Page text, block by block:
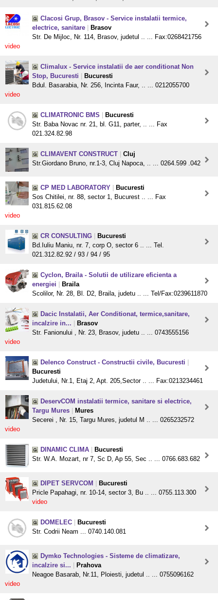
Clacosi Grup, Brasov - Service instalatii termice,
electrice, sanitare
Brasov
Str. De Mijloc, Nr. 114, Brasov, judetul .. ... Fax:0268421756
video
Climalux - Service instalatii de aer conditionat Non
Stop, Bucuresti
Bucuresti
Bdul. Basarabia, Nr. 256, Incinta Faur, .. ... 0212055700
video
CLIMATRONIC BMS
Bucuresti
Str. Baba Novac nr. 21, bl. G11, parter, .. ... Fax
021.324.82.98
CLIMAVENT CONSTRUCT
Cluj
Str.Giordano Bruno, nr.1-3, Cluj Napoca, .. ... 0264.599 .042
CP MED LABORATORY
Bucuresti
Sos Chitilei, nr. 88, sector 1, Bucurest .. ... Fax
031.815.62.08
video
CR CONSULTING
Bucuresti
Bd.Iuliu Maniu, nr. 7, corp O, sector 6 .. ... Tel.
021.312.82.92 / 93 / 94 / 95
Cyclon, Braila - Solutii de utilizare eficienta a
energiei
Braila
Scolilor, Nr. 28, Bl. D2, Braila, judetu .. ... Tel/Fax:0239611870
Dacic Instalatii, Aer Conditionat, termice,sanitare,
incalzire in...
Brasov
Str. Fanionului , Nr. 23, Brasov, judetu .. ... 0743555156
video
Delenco Construct - Constructii civile, Bucuresti
Bucuresti
Judetului, Nr.1, Etaj 2, Apt. 205,Sector .. ... Fax:0213234461
DeservCOM instalatii termice, sanitare si electrice,
Targu Mures
Mures
Secerei , Nr. 15, Targu Mures, judetul M .. ... 0265232572
video
DINAMIC CLIMA
Bucuresti
Str. W.A. Mozart, nr 7, Sc D, Ap 55, Sec .. ... 0766.683.682
DIPET SERVCOM
Bucuresti
Pricle Papahagi, nr. 10-14, sector 3, Bu .. ... 0755.113.300
video
DOMELEC
Bucuresti
Str. Codrii Neam ... 0740.140.081
Dymko Technologies - Sisteme de climatizare,
incalzire si...
Prahova
Neagoe Basarab, Nr.11, Ploiesti, judetul .. ... 0755096162
video